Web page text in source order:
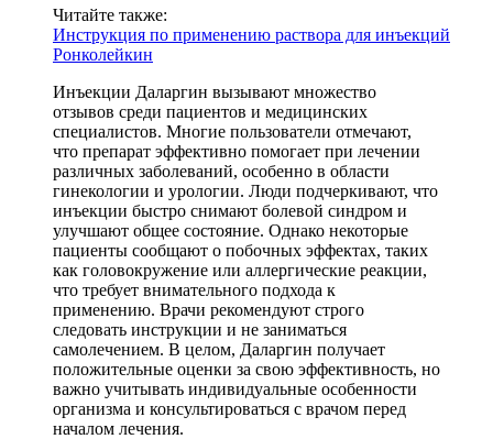
Читайте также:
Инструкция по применению раствора для инъекций
Ронколейкин
Инъекции Даларгин вызывают множество
отзывов среди пациентов и медицинских
специалистов. Многие пользователи отмечают,
что препарат эффективно помогает при лечении
различных заболеваний, особенно в области
гинекологии и урологии. Люди подчеркивают, что
инъекции быстро снимают болевой синдром и
улучшают общее состояние. Однако некоторые
пациенты сообщают о побочных эффектах, таких
как головокружение или аллергические реакции,
что требует внимательного подхода к
применению. Врачи рекомендуют строго
следовать инструкции и не заниматься
самолечением. В целом, Даларгин получает
положительные оценки за свою эффективность, но
важно учитывать индивидуальные особенности
организма и консультироваться с врачом перед
началом лечения.